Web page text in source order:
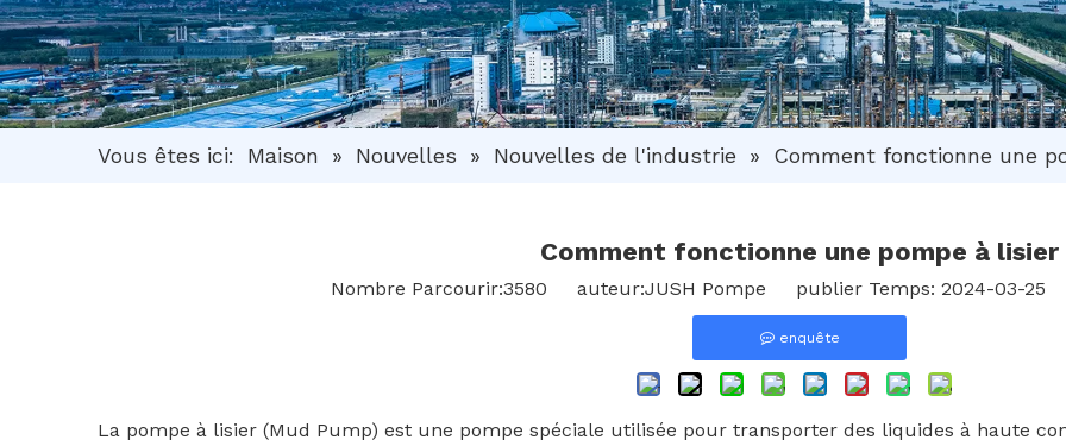
Vous êtes ici: Maison » Nouvelles » Nouvelles de l'industrie » Comment fonctionne une
Comment fonctionne une pompe à lisier
Nombre Parcourir:3580 auteur:JUSH Pompe publier Temps: 2024-03-
enquête
La pompe à lisier (Mud Pump) est une pompe spéciale utilisée pour transporter des liquides à haute